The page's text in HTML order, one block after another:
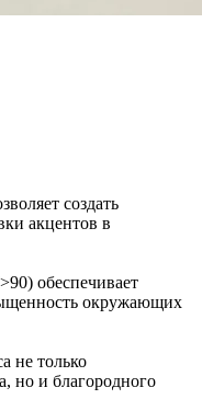
создать
акцентов в
обеспечивает
окружающих
не только
но и благородного